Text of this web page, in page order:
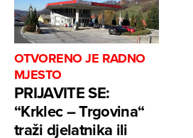
OTVORENO JE RADNO
MJESTO
PRIJAVITE SE:
“Krklec – Trgovina“
traži djelatnika ili